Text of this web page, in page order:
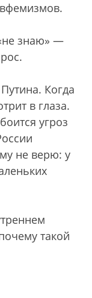
знаю» —
Когда
в глаза.
угроз
не верю: у
такой